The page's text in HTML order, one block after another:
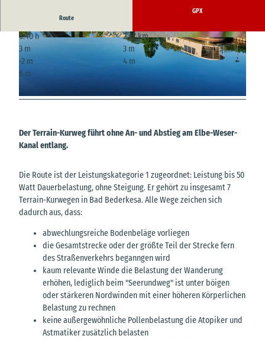
© Florian Trykowski, Cuxland-Tourismus, Fotograf Florian Trykowski
graf Florian Trykowski
© Florian Trykowski, Cuxland-Tourismus, Foto
graf Florian Trykowski
Route
GPX
0:40 h
2,47 km
3 m
3 m
-2 m
4 m
6 m
Der Terrain-Kurweg führt ohne An- und Abstieg am Elbe-Weser-
Kanal entlang.
Die Route ist der Leistungskategorie 1 zugeordnet: Leistung bis 50
Watt Dauerbelastung, ohne Steigung. Er gehört zu insgesamt 7
Terrain-Kurwegen in Bad Bederkesa. Alle Wege zeichen sich
dadurch aus, dass:
abwechlungsreiche Bodenbeläge vorliegen
die Gesamtstrecke oder der größte Teil der Strecke fern
des Straßenverkehrs beganngen wird
kaum relevante Winde die Belastung der Wanderung
erhöhen, lediglich beim "Seerundweg" ist unter böigen
oder stärkeren Nordwinden mit einer höheren Körperlichen
Belastung zu rechnen
keine außergewöhnliche Pollenbelastung die Atopiker und
Astmatiker zusätzlich belasten